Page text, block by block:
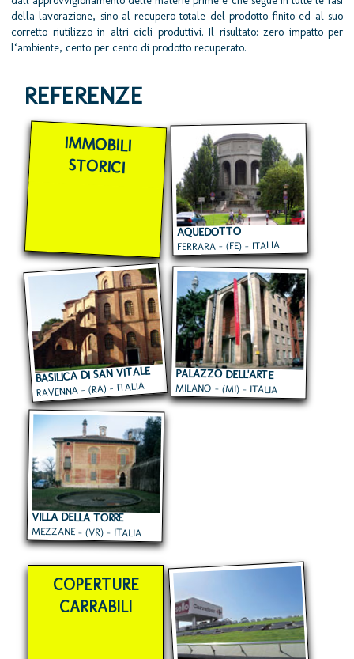
della lavorazione, sino al recupero totale del prodotto finito ed al suo
corretto riutilizzo in altri cicli produttivi. Il risultato: zero impatto per
l‘ambiente, cento per cento di prodotto recuperato.
REFERENZE
IMMOBILI
STORICI
AQUEDOTTO
FERRARA - (FE) - ITALIA
BASILICA DI SAN VITALE
RAVENNA - (RA) - ITALIA
PALAZZO DELL'ARTE
MILANO - (MI) - ITALIA
VILLA DELLA TORRE
MEZZANE - (VR) - ITALIA
COPERTURE
CARRABILI